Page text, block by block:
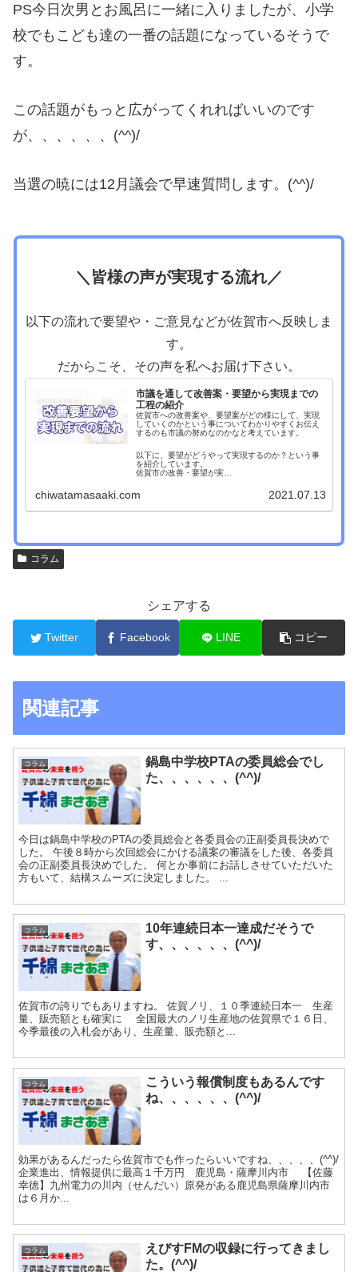
PS今日次男とお風呂に一緒に入りましたが、小学
校でもこども達の一番の話題になっているそうで
す。
この話題がもっと広がってくれればいいのです
が、、、、、、(^^)/
当選の暁には12月議会で早速質問します。(^^)/
＼皆様の声が実現する流れ／
以下の流れで要望や・ご意見などが佐賀市へ反映しま
す。
だからこそ、その声を私へお届け下さい。
市議を通して改善案・要望から実現までの
工程の紹介
佐賀市への改善案や、要望案がどの様にして、実現
していくのかという事についてわかりやすくお伝え
するのも市議の努めなのかなと考えています。
以下に、要望がどうやって実現するのか？という事
を紹介しています。
佐賀市の改善・要望が実…
chiwatamasaaki.com 2021.07.13
コラム
シェアする
Twitter Facebook LINE コピー
関連記事
コラム
鍋島中学校PTAの委員総会でし
た、、、、、、(^^)/
今日は鍋島中学校のPTAの委員総会と各委員会の正副委員長決めで
した。 午後８時から次回総会にかける議案の審議をした後、各委員
会の正副委員長決めでした。 何とか事前にお話しさせていただいた
方もいて、結構スムーズに決定しました。 ...
コラム
10年連続日本一達成だそうで
す、、、、、、(^^)/
佐賀市の誇りでもありますね。 佐賀ノリ、１０季連続日本一 生産
量、販売額とも確実に 全国最大のノリ生産地の佐賀県で１６日、
今季最後の入札会があり、生産量、販売額と...
コラム
こういう報償制度もあるんです
ね、、、、、、(^^)/
効果があるんだったら佐賀市でも作ったらいいですね、、、、、(^^)/
企業進出、情報提供に最高１千万円 鹿児島・薩摩川内市 【佐藤
幸徳】九州電力の川内（せんだい）原発がある鹿児島県薩摩川内市
は６月か...
コラム
えびすFMの収録に行ってきまし
た。(^^)/